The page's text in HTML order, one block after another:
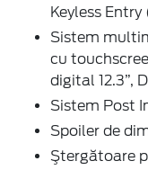
Keyless
Sistem
cu
digital 12.3”,
Sistem Post
Spoiler de
Ştergătoare